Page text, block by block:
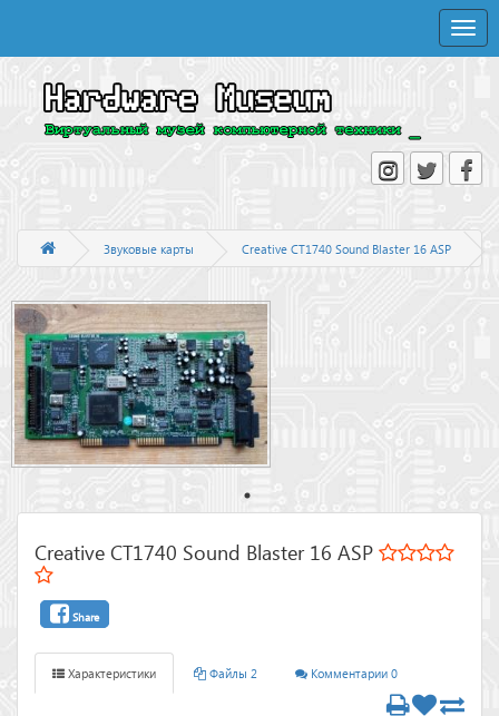
Toggle
Звуковые карты Creative CT1740 Sound Blaster 16 ASP
Creative CT1740 Sound Blaster 16 ASP
Share
Характеристики Файлы 2 Комментарии 0